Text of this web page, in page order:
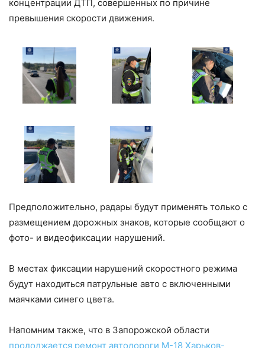
концентрации ДТП, совершенных по причине
превышения скорости движения.
Предположительно, радары будут применять только с
размещением дорожных знаков, которые сообщают о
фото- и видеофиксации нарушений.
В местах фиксации нарушений скоростного режима
будут находиться патрульные авто с включенными
маячками синего цвета.
Напомним также, что в Запорожской области
продолжается ремонт автодороги М-18 Харьков-